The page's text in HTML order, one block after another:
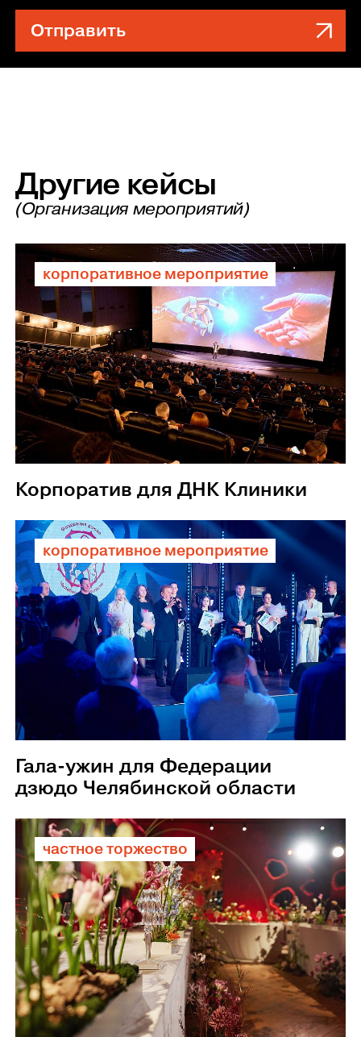
Отправить
Другие кейсы
(Организация мероприятий)
корпоративное мероприятие
Корпоратив для ДНК Клиники
корпоративное мероприятие
Гала-ужин для Федерации
дзюдо Челябинской области
частное торжество